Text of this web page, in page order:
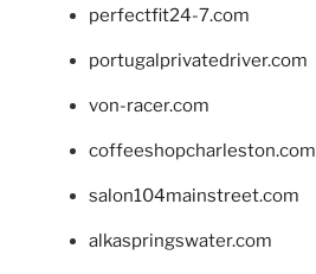
perfectfit24-7.com
portugalprivatedriver.com
von-racer.com
coffeeshopcharleston.com
salon104mainstreet.com
alkaspringswater.com